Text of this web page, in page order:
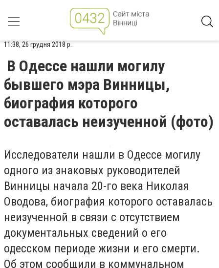
11:38, 26 грудня 2018 р.
В Одессе нашли могилу
бывшего мэра Винницы,
биография которого
оставалась неизученной (фото)
Исследователи нашли в Одессе могилу
одного из знаковых руководителей
Винницы начала 20-го века Николая
Оводова, биография которого оставалась
неизученной в связи с отсутствием
документальных сведений о его
одесском периоде жизни и его смерти.
Об этом сообщили в коммунальном